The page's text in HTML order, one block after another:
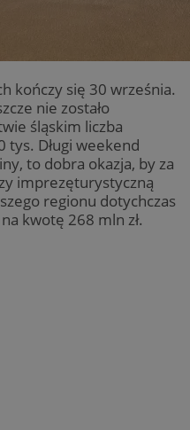
kończy się 30 września.
nie zostało
śląskim liczba
tys. Długi weekend
to dobra okazja, by za
imprezęturystyczną
regionu dotychczas
kwotę 268 mln zł.